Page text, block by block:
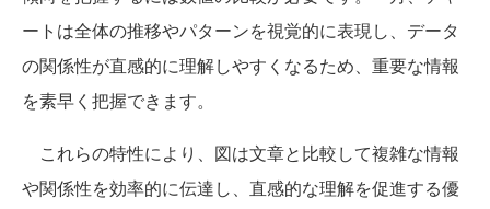
ートは全体の推移やパターンを視覚的に表現し、データ
の関係性が直感的に理解しやすくなるため、重要な情報
を素早く把握できます。
これらの特性により、図は文章と比較して複雑な情報
や関係性を効率的に伝達し、直感的な理解を促進する優